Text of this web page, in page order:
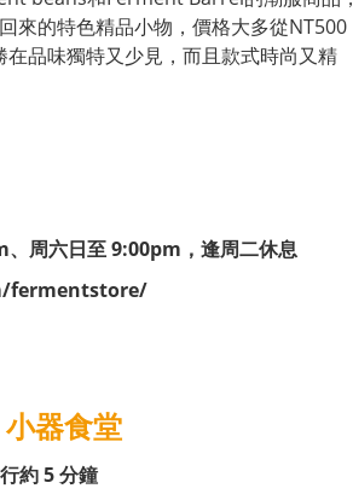
來的特色精品小物，價格大多從NT500
品味獨特又少見，而且款式時尚又精
周六日至 9:00pm，逢周二休息
fermentstore/
器食堂
約 5 分鐘